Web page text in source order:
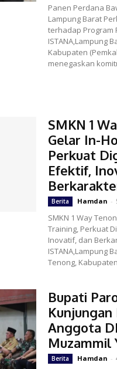
Panen Perdana
Lampung Barat
terhadap Program Polri Jakarta
ISTANA,Lampung
Kabupaten
menegaskan
SMKN 1
Gelar In-
Perkuat
Efektif,
Berita Hamdan -
SMKN 1 Way
Training, Perkuat
Inovatif, dan Berkarakter
ISTANA,Lampung
Tenong,
Bupati
Kunjungan
Anggota
Muzammil
Berita Hamdan -